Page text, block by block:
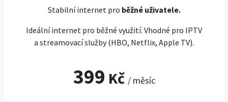
Stabilní internet pro běžné uživatele.
Ideální internet pro běžné využití. Vhodné pro IPTV
a streamovací služby (HBO, Netflix, Apple TV).
399 Kč / měsíc